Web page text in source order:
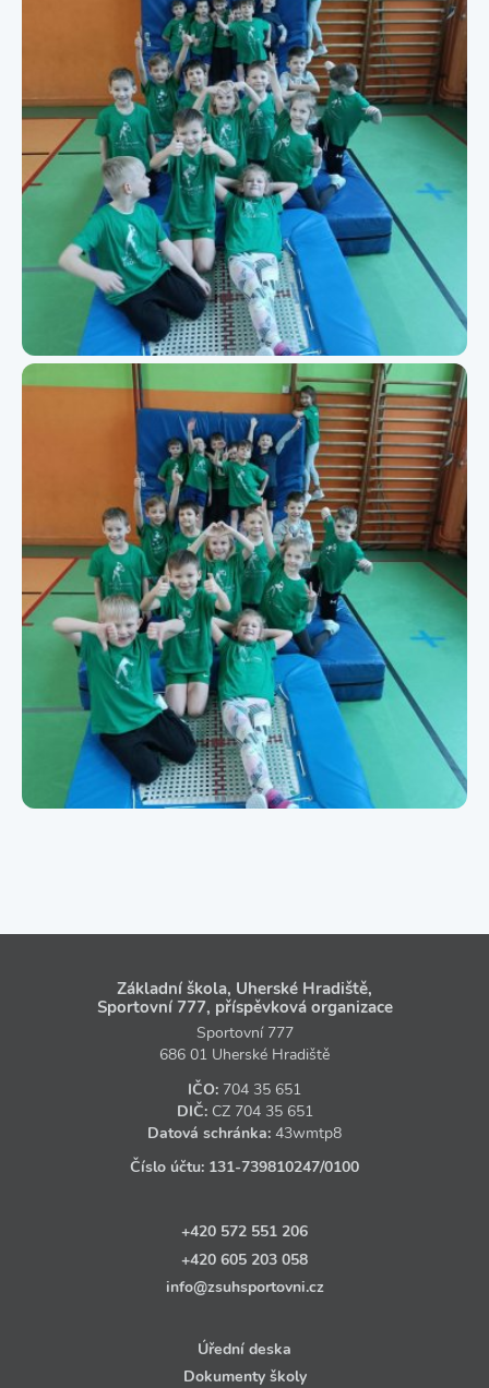
Základní škola, Uherské Hradiště,
Sportovní 777, příspěvková organizace
Sportovní 777
686 01 Uherské Hradiště
IČO: 704 35 651
DIČ: CZ 704 35 651
Datová schránka: 43wmtp8
Číslo účtu: 131‑739810247/0100
+420 572 551 206
+420 605 203 058
info@zsuhsportovni.cz
Úřední deska
Dokumenty školy